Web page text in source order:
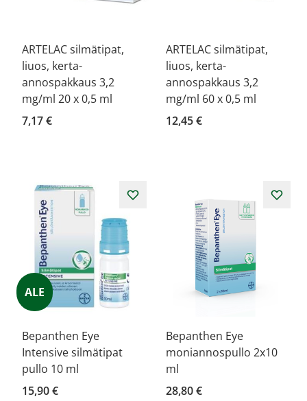
ARTELAC silmätipat,
liuos, kerta-
annospakkaus 3,2
mg/ml 20 x 0,5 ml
7,17 €
ARTELAC silmätipat,
liuos, kerta-
annospakkaus 3,2
mg/ml 60 x 0,5 ml
12,45 €
ALE
Bepanthen Eye
Intensive silmätipat
pullo 10 ml
15,90 €
Bepanthen Eye
moniannospullo 2x10
ml
28,80 €